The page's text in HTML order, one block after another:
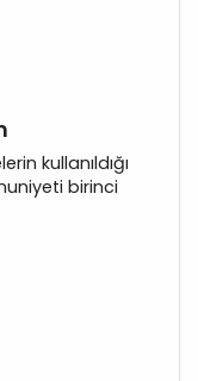
kullanıldığı
birinci